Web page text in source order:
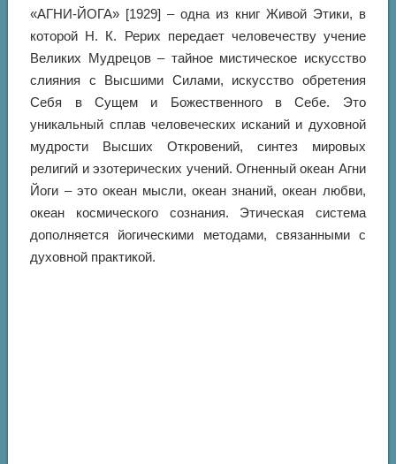
«АГНИ-ЙОГА» [1929] – одна из книг Живой Этики, в
которой Н. К. Рерих передает человечеству учение
Великих Мудрецов – тайное мистическое искусство
слияния с Высшими Силами, искусство обретения
Себя в Сущем и Божественного в Себе. Это
уникальный сплав человеческих исканий и духовной
мудрости Высших Откровений, синтез мировых
религий и эзотерических учений. Огненный океан Агни
Йоги – это океан мысли, океан знаний, океан любви,
океан космического сознания. Этическая система
дополняется йогическими методами, связанными с
духовной практикой.